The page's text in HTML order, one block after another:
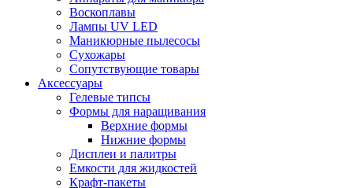
Воскоплавы
Лампы UV LED
Маникюрные пылесосы
Сухожары
Сопутствующие товары
Аксессуары
Гелевые типсы
Формы для наращивания
Верхние формы
Нижние формы
Дисплеи и палитры
Емкости для жидкостей
Крафт-пакеты